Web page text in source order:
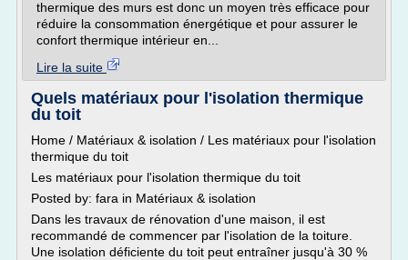
thermique des murs est donc un moyen très efficace pour
réduire la consommation énergétique et pour assurer le
confort thermique intérieur en...
Lire la suite
Quels matériaux pour l'isolation thermique
du toit
Home / Matériaux & isolation / Les matériaux pour l'isolation
thermique du toit
Les matériaux pour l'isolation thermique du toit
Posted by: fara in Matériaux & isolation
Dans les travaux de rénovation d'une maison, il est
recommandé de commencer par l'isolation de la toiture.
Une isolation déficiente du toit peut entraîner jusqu'à 30 %